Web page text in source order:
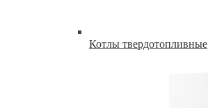
Котлы твердотопливные